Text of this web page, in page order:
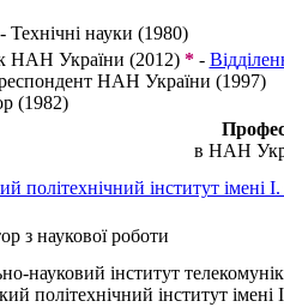
Технічні науки (1980)
НАН України (2012)*-
НАН України (1997)
(1982)
в НАН
політехнічний інститут імені
з наукової роботи
науковий інститут
політехнічний інститут імені